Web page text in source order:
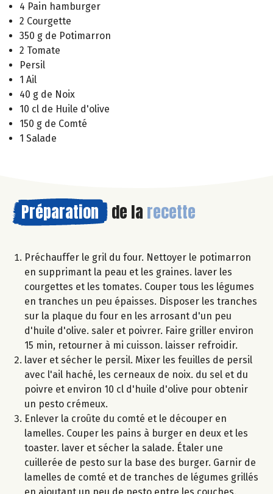
4 Pain hamburger
2 Courgette
350 g de Potimarron
2 Tomate
Persil
1 Ail
40 g de Noix
10 cl de Huile d'olive
150 g de Comté
1 Salade
Préparation de la recette
Préchauffer le gril du four. Nettoyer le potimarron
en supprimant la peau et les graines. laver les
courgettes et les tomates. Couper tous les légumes
en tranches un peu épaisses. Disposer les tranches
sur la plaque du four en les arrosant d'un peu
d'huile d'olive. saler et poivrer. Faire griller environ
15 min, retourner à mi cuisson. laisser refroidir.
laver et sécher le persil. Mixer les feuilles de persil
avec l'ail haché, les cerneaux de noix. du sel et du
poivre et environ 10 cl d'huile d'olive pour obtenir
un pesto crémeux.
Enlever la croûte du comté et le découper en
lamelles. Couper les pains à burger en deux et les
toaster. laver et sécher la salade. Étaler une
cuillerée de pesto sur la base des burger. Garnir de
lamelles de comté et de tranches de légumes grillés